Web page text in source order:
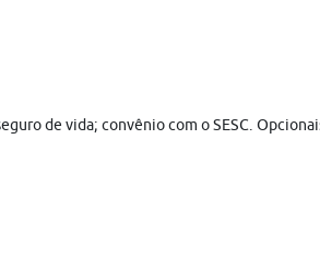
de vida; convênio com o SESC.